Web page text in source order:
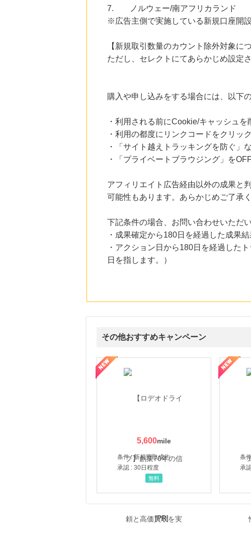
7. ノルウェー/南アフリカランド
※広告主側で実施している新規口座開
【新規取引数量のカウント除外対象につ
ただし、セレクトにてあらかじめ設定
購入や申し込みをする場合には、以下
・利用される前にCookie/キャッシュを
・利用の都度にリンクコードをクリッ
・「サイト越えトラッキングを防ぐ」
・「プライベートブラウジング」を
アフィリエイト広告経由以外の成果と
可能性もあります。あらかじめご了承く
下記条件の場合、お問い合わせいただ
・成果確定から180日を経過した成果
・アクション日から180日を経過した
日を指します。）
その他おすすめキャンペーン
5,600
条件 : 新規買取成約
承認 : 30日程度
無料
条
承
くをテーマにした商品で女性の美を応援しています
【ITトレンドMoney】相談プロモーション ハミング
[PR]